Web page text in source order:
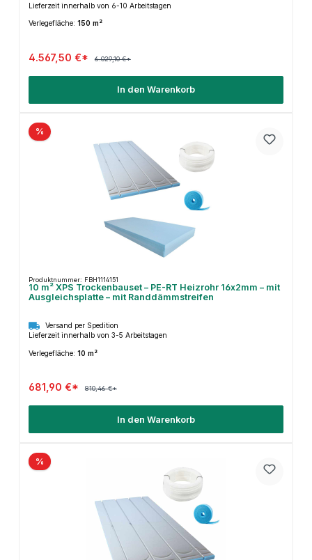
Lieferzeit innerhalb von 6-10 Arbeitstagen
Verlegefläche: 150 m²
4.567,50 €* 6.029,10 €*
In den Warenkorb
%
Produktnummer: FBH1114151
10 m² XPS Trockenbauset – PE-RT Heizrohr 16x2mm – mit
Ausgleichsplatte – mit Randdämmstreifen
Versand per Spedition
Lieferzeit innerhalb von 3-5 Arbeitstagen
Verlegefläche: 10 m²
681,90 €* 810,46 €*
In den Warenkorb
%